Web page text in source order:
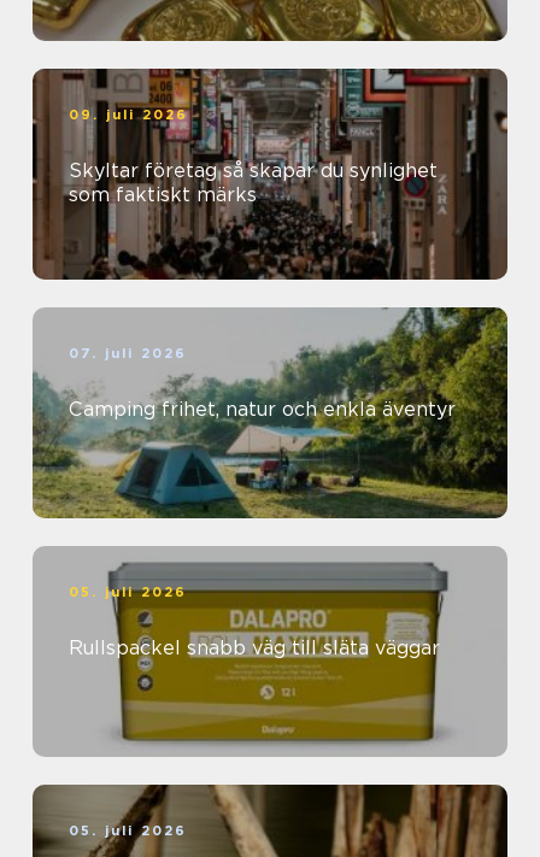
09. juli 2026
Skyltar företag så skapar du synlighet
som faktiskt märks
07. juli 2026
Camping frihet, natur och enkla äventyr
05. juli 2026
Rullspackel snabb väg till släta väggar
05. juli 2026